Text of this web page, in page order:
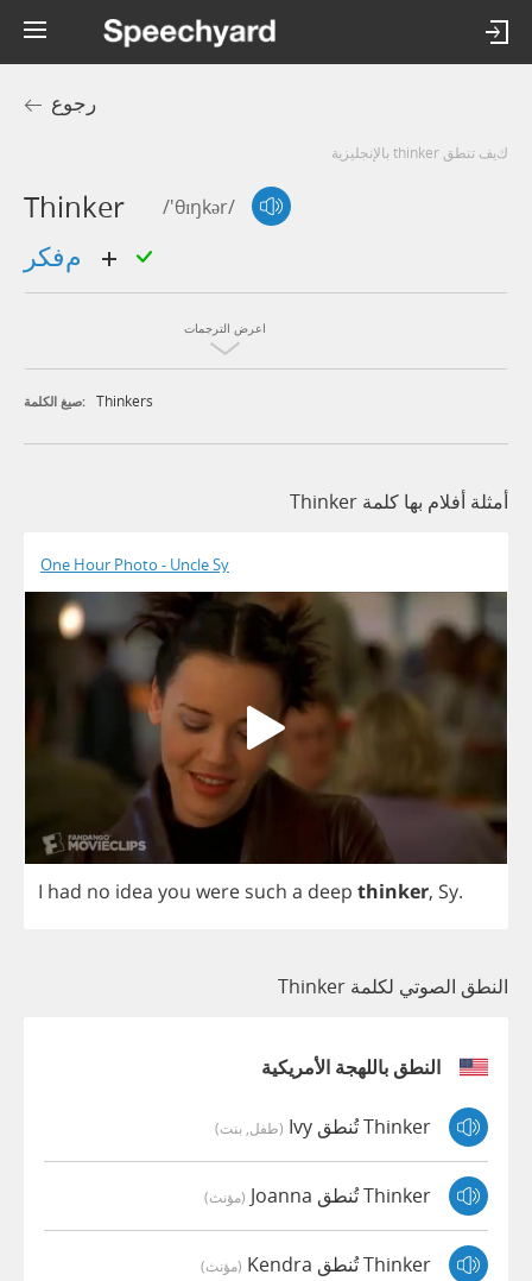
رجوع
كيف تنطق thinker بالإنجليزية
Thinker /'θɪŋkər/
اعرض الترجمات
صيغ الكلمة: Thinkers
أمثلة أفلام بها كلمة Thinker
One Hour Photo - Uncle Sy
I had no idea you were such a deep thinker, Sy.
النطق الصوتي لكلمة Thinker
النطق باللهجة الأمريكية
Thinker تُنطق Ivy (طفل, بنت)
Thinker تُنطق Joanna (مؤنث)
Thinker تُنطق Kendra (مؤنث)